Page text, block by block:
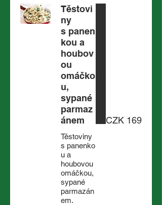
Těstovi
ny
s panen
kou a
houbov
ou
omáčko
u,
sypané
parmaz
ánem
Těstoviny
s panenko
u a
houbovou
omáčkou,
sypané
parmazán
em.
CZK 169